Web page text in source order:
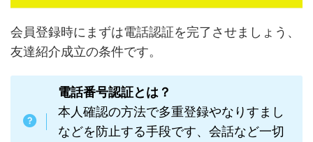
会員登録時にまずは電話認証を完了させましょう、
友達紹介成立の条件です。
電話番号認証とは？
本人確認の方法で多重登録やなりすまし
などを防止する手段です、会話など一切